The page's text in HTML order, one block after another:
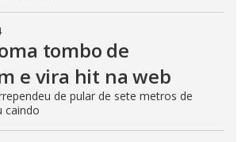
tombo de
e vira hit na web
de pular de sete metros de
caindo